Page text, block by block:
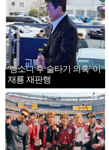
‘뺑소니 후 술타기 의혹’ 이
재룡 재판행